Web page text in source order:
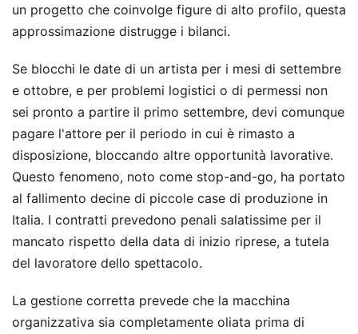
un progetto che coinvolge figure di alto profilo, questa
approssimazione distrugge i bilanci.
Se blocchi le date di un artista per i mesi di settembre
e ottobre, e per problemi logistici o di permessi non
sei pronto a partire il primo settembre, devi comunque
pagare l'attore per il periodo in cui è rimasto a
disposizione, bloccando altre opportunità lavorative.
Questo fenomeno, noto come stop-and-go, ha portato
al fallimento decine di piccole case di produzione in
Italia. I contratti prevedono penali salatissime per il
mancato rispetto della data di inizio riprese, a tutela
del lavoratore dello spettacolo.
La gestione corretta prevede che la macchina
organizzativa sia completamente oliata prima di